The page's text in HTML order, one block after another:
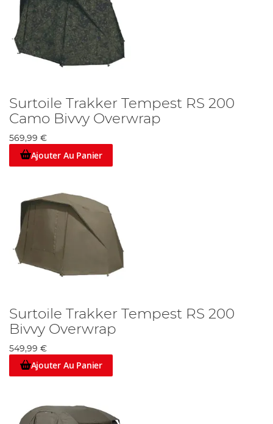
Surtoile Trakker Tempest RS 200
Camo Bivvy Overwrap
569,99 €
Ajouter Au Panier
Surtoile Trakker Tempest RS 200
Bivvy Overwrap
549,99 €
Ajouter Au Panier